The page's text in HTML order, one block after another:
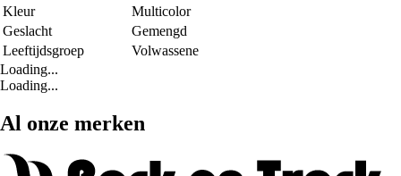
Kleur
Multicolor
Geslacht
Gemengd
Leeftijdsgroep
Volwassene
Loading...
Loading...
Al onze merken